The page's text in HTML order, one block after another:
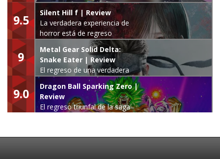
9.5
Silent Hill f | Review
La verdadera experiencia de
horror está de regreso
9
Metal Gear Solid Delta:
Snake Eater | Review
El regreso de una verdadera
leyenda
9.0
Dragon Ball Sparking Zero |
Review
El regreso triunfal de la saga